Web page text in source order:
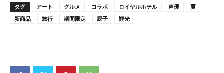
タグ アート グルメ コラボ ロイヤルホテル 声優
夏
新商品
旅行 期間限定 親子 観光